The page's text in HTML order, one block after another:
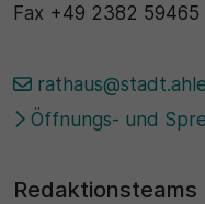
Fax +49 2382 59465
Öffnungs- und
Redaktionsteams